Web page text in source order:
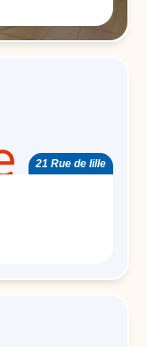
21 Rue de lille